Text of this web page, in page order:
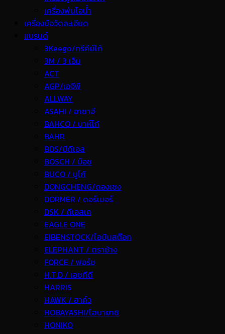
เครื่องพ่นไอน้ำ
เครื่องมือวัดละเอียด
แบรนด์
3Keego/ทรีคีย์โก้
3M / 3 เอ็ม
ACT
AGP/เอจีพี
ALLWAY
ASAHI / อาซาฮี
BAHCO / บาห์โก้
BAHR
BDS/บีดีเอส
BOSCH / บ๊อช
BUCO / บูโก้
DONGCHENG/ดองเชง
DORMER / ดอร์เมอร์
DSK / ดีเอสเค
EAGLE ONE
EIBENSTOCK/ไอบีนสต๊อก
ELEPHANT / ตราช้าง
FORCE / ฟอร์ช
H.T.D / เอชทีดี
HARRIS
HAWK / ฮาค์ว
HOBAYASHI/โฮบายาชิ
HONIKO